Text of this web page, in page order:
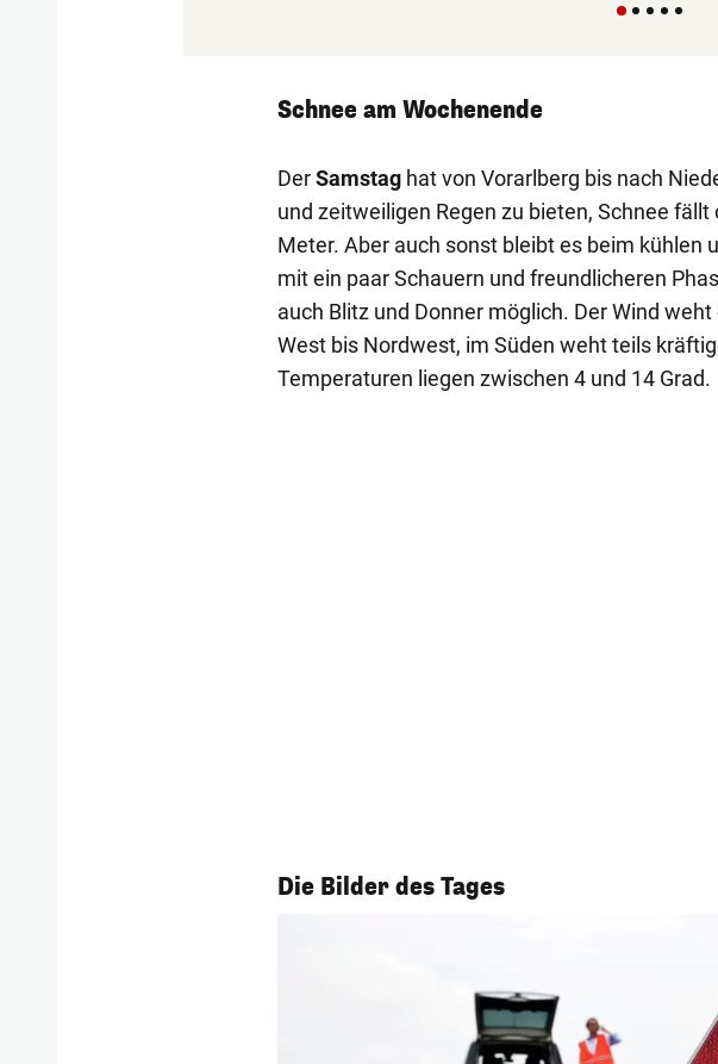
Schnee am Wochenende
DerSamstaghat von Vorarlberg bis nach
und zeitweiligen Regen zu bieten, Schnee
Meter. Aber auch sonst bleibt es beim kühlen
mit ein paar Schauern und freundlicheren
auch Blitz und Donner möglich. Der Wind
West bis Nordwest, im Süden weht teils
Temperaturen liegen zwischen 4 und 14 Grad.
Die Bilder des Tages
1/57